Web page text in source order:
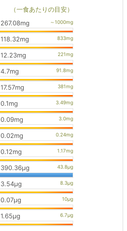
（一食あたりの目安）
267.08mg
118.32mg
12.23mg
4.7mg
17.57mg
0.1mg
0.09mg
0.02mg
0.12mg
390.36μg
3.54μg
0.07μg
1.65μg